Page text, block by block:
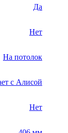
Да
Нет
На потолок
с Алисой
Нет